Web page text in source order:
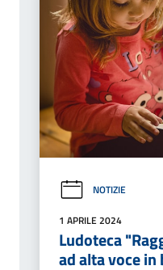
NOTIZIE
1 APRILE 2024
Ludoteca
ad alta voce